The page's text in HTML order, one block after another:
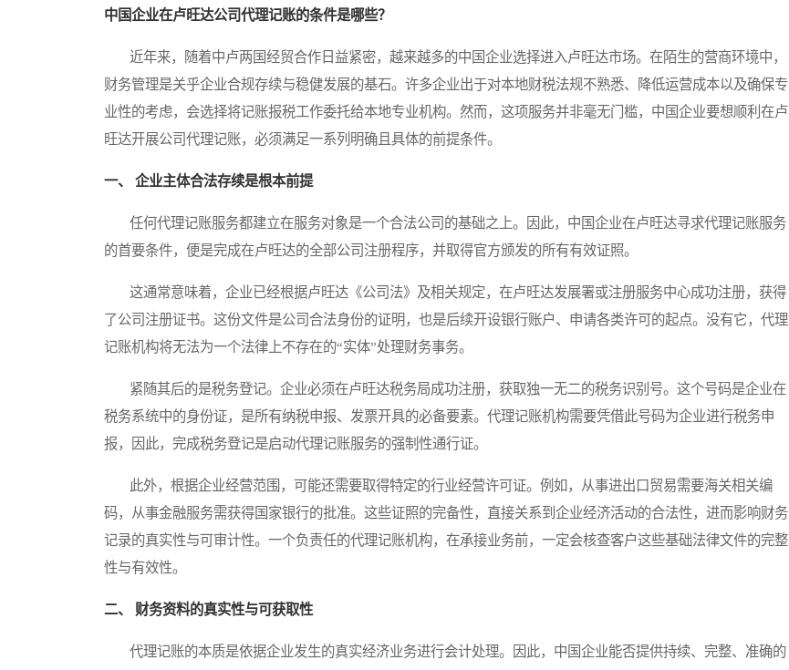
中国企业在卢旺达公司代理记账的条件是哪些？
近年来，随着中卢两国经贸合作日益紧密，越来越多的中国企业选择进入卢旺达市场。在陌生的营商环境中，
财务管理是关乎企业合规存续与稳健发展的基石。许多企业出于对本地财税法规不熟悉、降低运营成本以及确保专
业性的考虑，会选择将记账报税工作委托给本地专业机构。然而，这项服务并非毫无门槛，中国企业要想顺利在卢
旺达开展公司代理记账，必须满足一系列明确且具体的前提条件。
一、 企业主体合法存续是根本前提
任何代理记账服务都建立在服务对象是一个合法公司的基础之上。因此，中国企业在卢旺达寻求代理记账服务
的首要条件，便是完成在卢旺达的全部公司注册程序，并取得官方颁发的所有有效证照。
这通常意味着，企业已经根据卢旺达《公司法》及相关规定，在卢旺达发展署或注册服务中心成功注册，获得
了公司注册证书。这份文件是公司合法身份的证明，也是后续开设银行账户、申请各类许可的起点。没有它，代理
记账机构将无法为一个法律上不存在的“实体”处理财务事务。
紧随其后的是税务登记。企业必须在卢旺达税务局成功注册，获取独一无二的税务识别号。这个号码是企业在
税务系统中的身份证，是所有纳税申报、发票开具的必备要素。代理记账机构需要凭借此号码为企业进行税务申
报，因此，完成税务登记是启动代理记账服务的强制性通行证。
此外，根据企业经营范围，可能还需要取得特定的行业经营许可证。例如，从事进出口贸易需要海关相关编
码，从事金融服务需获得国家银行的批准。这些证照的完备性，直接关系到企业经济活动的合法性，进而影响财务
记录的真实性与可审计性。一个负责任的代理记账机构，在承接业务前，一定会核查客户这些基础法律文件的完整
性与有效性。
二、 财务资料的真实性与可获取性
代理记账的本质是依据企业发生的真实经济业务进行会计处理。因此，中国企业能否提供持续、完整、准确的